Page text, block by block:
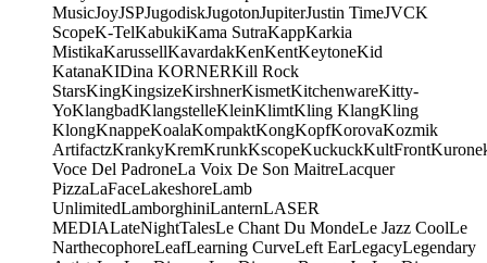
MusicJoyJSPJugodiskJugotonJupiterJustin TimeJVCK
ScopeK-TelKabukiKama SutraKappKarkia
MistikaKarussellKavardakKenKentKeytoneKid
KatanaKIDina KORNERKill Rock
StarsKingKingsizeKirshnerKismetKitchenwareKitty-
YoKlangbadKlangstelleKleinKlimtKling KlangKling
KlongKnappeKoalaKompaktKongKopfKorovaKozmik
ArtifactzKrankyKremKrunkKscopeKuckuckKultFront
Voce Del PadroneLa Voix De Son MaitreLacquer
PizzaLaFaceLakeshoreLamb
UnlimitedLamborghiniLanternLASER
MEDIALateNightTalesLe Chant Du MondeLe Jazz CoolLe
NarthecophoreLeafLearning CurveLeft EarLegacyLegendary